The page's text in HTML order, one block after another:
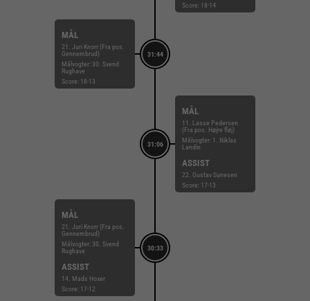
Score: 18-14
31:44
MÅL
21. Juri Knorr (Fra pos.
Gennembrud)
Målvogter: 30. Svend
Rughave
Score: 18-13
31:06
MÅL
11. Lasse Pedersen
(Fra pos. Højre fløj)
Målvogter: 1. Niklas
Landin
ASSIST
22. Gustav Sunesen
Score: 17-13
30:33
MÅL
21. Juri Knorr (Fra pos.
Gennembrud)
Målvogter: 30. Svend
Rughave
ASSIST
14. Mads Hoxer
Score: 17-12